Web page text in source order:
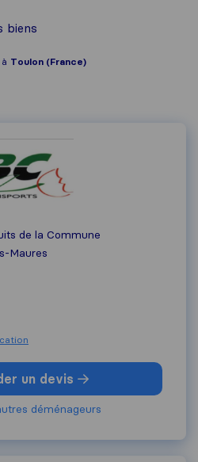
biens
à Toulon (France)
de la Commune
Maures
un devis
déménageurs